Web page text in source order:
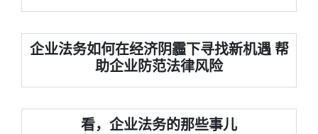
企业法务如何在经济阴霾下寻找新机遇 帮
助企业防范法律风险
看，企业法务的那些事儿